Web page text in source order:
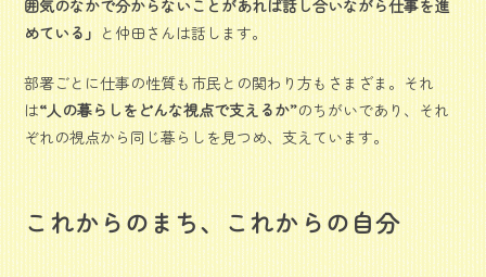
囲気のなかで分からないことがあれば話し合いながら仕事を進
めている」と仲田さんは話します。
部署ごとに仕事の性質も市民との関わり方もさまざま。それ
は“人の暮らしをどんな視点で支えるか”のちがいであり、それ
ぞれの視点から同じ暮らしを見つめ、支えています。
これからのまち、これからの自分